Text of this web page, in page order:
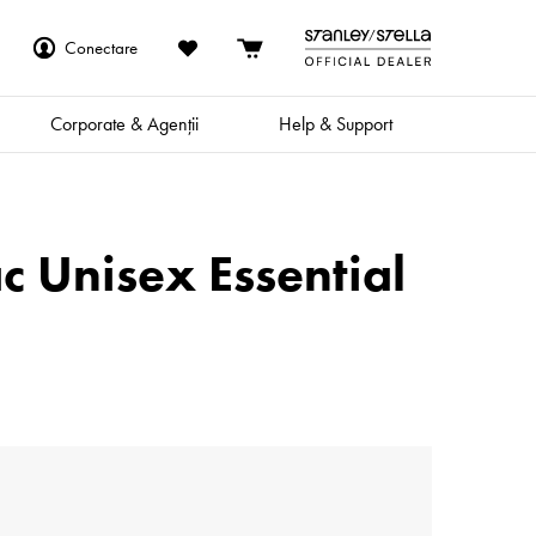
Conectare
Corporate & Agenții Help & Support
Unisex Essential